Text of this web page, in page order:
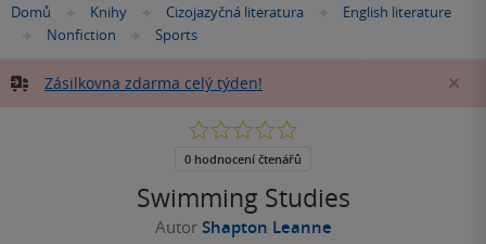
Nacházíte
Domů »Knihy »Cizojazyčná literatura »
English literature
»
Nonfiction »
Sports
Zásilkovna zdarma celý týden!
Swimming Studies
Autor Shapton Leanne
0.0
5
0 hodnocení čtenářů